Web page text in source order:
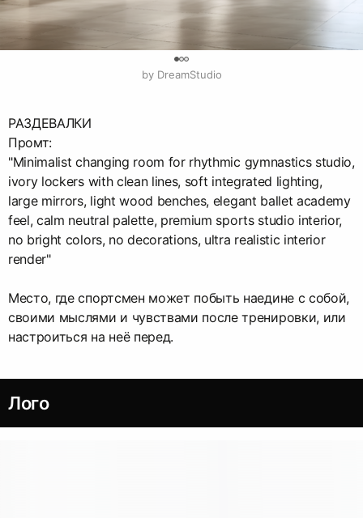
by DreamStudio
РАЗДЕВАЛКИ
Промт:
"Minimalist changing room for rhythmic gymnastics studio,
ivory lockers with clean lines, soft integrated lighting,
large mirrors, light wood benches, elegant ballet academy
feel, calm neutral palette, premium sports studio interior,
no bright colors, no decorations, ultra realistic interior
render"
Место, где спортсмен может побыть наедине с собой,
своими мыслями и чувствами после тренировки, или
настроиться на неё перед.
Лого